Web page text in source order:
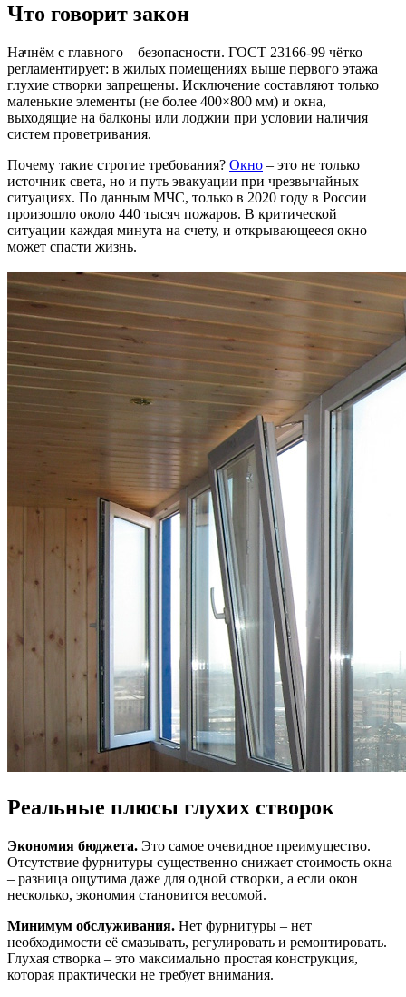
Что говорит закон
Начнём с главного – безопасности. ГОСТ 23166-99 чётко
регламентирует: в жилых помещениях выше первого этажа
глухие створки запрещены. Исключение составляют только
маленькие элементы (не более 400×800 мм) и окна,
выходящие на балконы или лоджии при условии наличия
систем проветривания.
Почему такие строгие требования? Окно – это не только
источник света, но и путь эвакуации при чрезвычайных
ситуациях. По данным МЧС, только в 2020 году в России
произошло около 440 тысяч пожаров. В критической
ситуации каждая минута на счету, и открывающееся окно
может спасти жизнь.
Реальные плюсы глухих створок
Экономия бюджета. Это самое очевидное преимущество.
Отсутствие фурнитуры существенно снижает стоимость окна
– разница ощутима даже для одной створки, а если окон
несколько, экономия становится весомой.
Минимум обслуживания. Нет фурнитуры – нет
необходимости её смазывать, регулировать и ремонтировать.
Глухая створка – это максимально простая конструкция,
которая практически не требует внимания.